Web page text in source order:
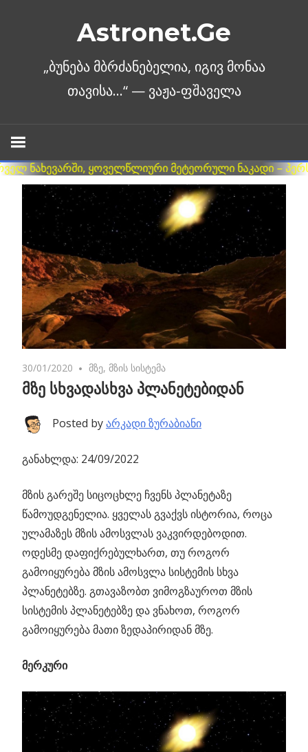
Astronet.Ge
30/01/2020 No comments
მზე,მზის სისტემა
მზე სხვადასხვა პლანეტებიდან
Posted byარკადი ზურაბიანი
განახლდა: 24/09/2022
მზის გარეშე სიცოცხლე ჩვენს პლანეტაზე
წამოუდგენელია. ყველას გვაქვს ისტორია, როცა
ულამაზეს მზის ამოსვლას ვაკვირდებოდით.
ოდესმე დაფიქრებულხართ, თუ როგორ
გამოიყურება მზის ამოსვლა სისტემის სხვა
პლანეტებზე. გთავაზობთ ვიმოგზაუროთ მზის
სისტემის პლანეტებზე და ვნახოთ, როგორ
გამოიყურება მათი ზედაპირიდან მზე.
მერკური